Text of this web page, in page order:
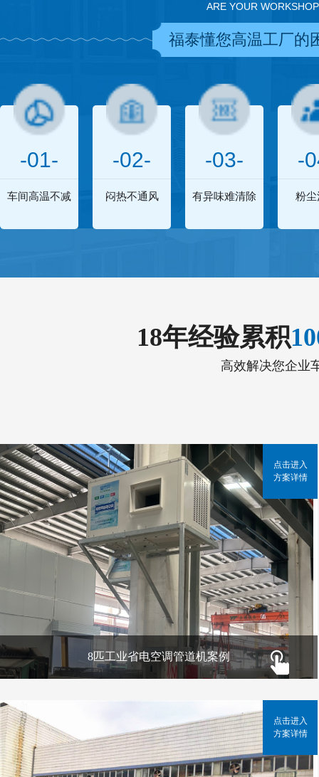
ARE YOUR
福泰懂您高温工厂的
-01-
车间高温不减
-02-
闷热不通风
-03-
有异味难清除
-
粉尘
18年经验累积
高效解决您企业
8匹工业省电空调管道机案例
点击进入
方案详情
点击进入
方案详情